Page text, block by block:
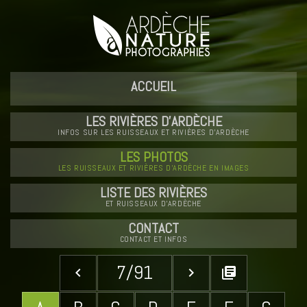
ACCUEIL
LES RIVIÈRES D'ARDÈCHE
INFOS SUR LES RUISSEAUX ET RIVIÈRES D'ARDÈCHE
LES PHOTOS
LES RUISSEAUX ET RIVIÈRES D'ARDÈCHE EN IMAGES
LISTE DES RIVIÈRES
ET RUISSEAUX D'ARDÈCHE
CONTACT
CONTACT ET INFOS
keyboard_arrow_left 7/91 keyboard_arrow_right library_books